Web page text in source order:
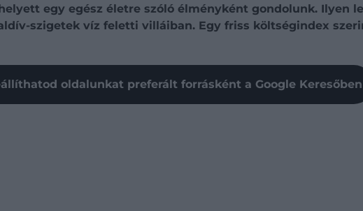
egy egész életre szóló élményként gondolunk. Ilyen
szigetek víz feletti villáiban. Egy friss költségindex
oldalunkat preferált forrásként a Google Keresőben